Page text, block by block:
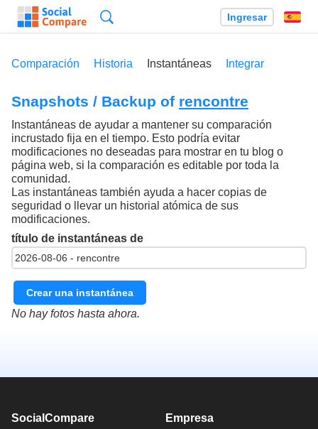
Ingresar
Comparación Historia Instantáneas Integrar
Snapshots / Backup of rencontre
Instantáneas de ayudar a mantener su comparación
incrustado fija en el tiempo. Esto podría evitar
modificaciones no deseadas para mostrar en tu blog o
página web, si la comparación es editable por toda la
comunidad.
Las instantáneas también ayuda a hacer copias de
seguridad o llevar un historial atómica de sus
modificaciones.
título de instantáneas de
Crear una instantánea
No hay fotos hasta ahora.
SocialCompare Empresa